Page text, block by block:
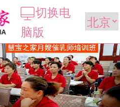
切换电
脑版